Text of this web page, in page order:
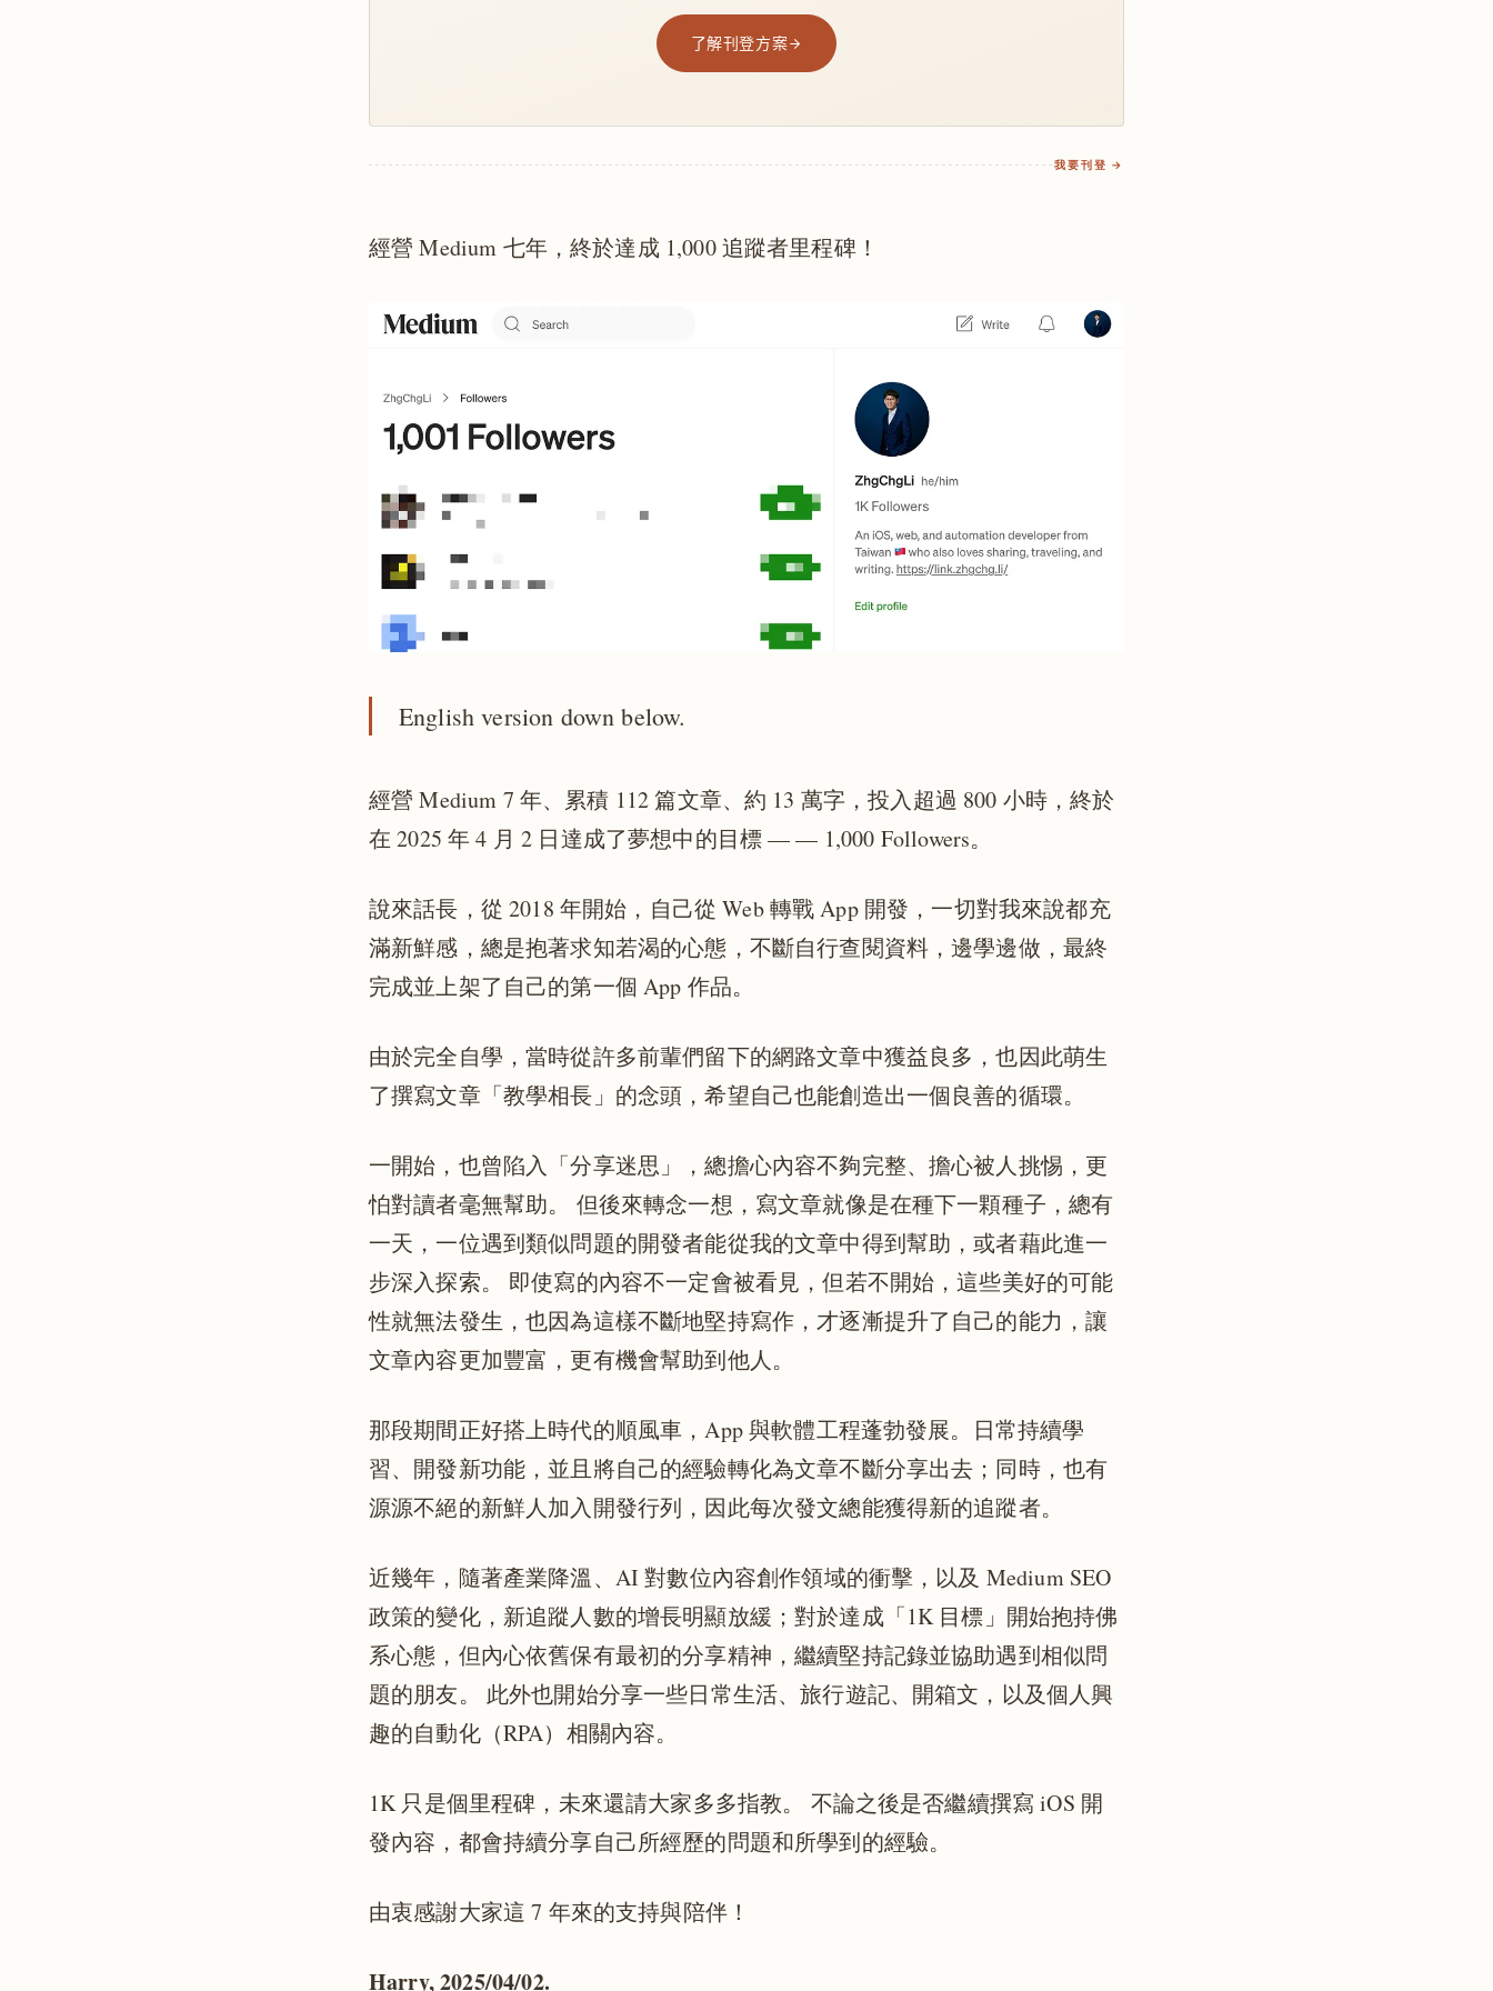
了解刊登方案
我要刊登 →
經營 Medium 七年，終於達成 1,000 追蹤者里程碑！
English version down below.
經營 Medium 7 年、累積 112 篇文章、約 13 萬字，投入超過 800 小時，終於
在 2025 年 4 月 2 日達成了夢想中的目標 — — 1,000 Followers。
說來話長，從 2018 年開始，自己從 Web 轉戰 App 開發，一切對我來說都充
滿新鮮感，總是抱著求知若渴的心態，不斷自行查閱資料，邊學邊做，最終
完成並上架了自己的第一個 App 作品。
由於完全自學，當時從許多前輩們留下的網路文章中獲益良多，也因此萌生
了撰寫文章「教學相長」的念頭，希望自己也能創造出一個良善的循環。
一開始，也曾陷入「分享迷思」，總擔心內容不夠完整、擔心被人挑惕，更
怕對讀者毫無幫助。 但後來轉念一想，寫文章就像是在種下一顆種子，總有
一天，一位遇到類似問題的開發者能從我的文章中得到幫助，或者藉此進一
步深入探索。 即使寫的內容不一定會被看見，但若不開始，這些美好的可能
性就無法發生，也因為這樣不斷地堅持寫作，才逐漸提升了自己的能力，讓
文章內容更加豐富，更有機會幫助到他人。
那段期間正好搭上時代的順風車，App 與軟體工程蓬勃發展。日常持續學
習、開發新功能，並且將自己的經驗轉化為文章不斷分享出去；同時，也有
源源不絕的新鮮人加入開發行列，因此每次發文總能獲得新的追蹤者。
近幾年，隨著產業降溫、AI 對數位內容創作領域的衝擊，以及 Medium SEO
政策的變化，新追蹤人數的增長明顯放緩；對於達成「1K 目標」開始抱持佛
系心態，但內心依舊保有最初的分享精神，繼續堅持記錄並協助遇到相似問
題的朋友。 此外也開始分享一些日常生活、旅行遊記、開箱文，以及個人興
趣的自動化（RPA）相關內容。
1K 只是個里程碑，未來還請大家多多指教。 不論之後是否繼續撰寫 iOS 開
發內容，都會持續分享自己所經歷的問題和所學到的經驗。
由衷感謝大家這 7 年來的支持與陪伴！
Harry,2025/04/02.